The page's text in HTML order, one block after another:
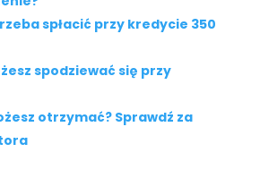
spłacić przy kredycie 350
spodziewać się przy
otrzymać? Sprawdź za